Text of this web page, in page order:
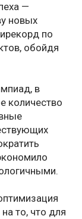
—
новых
по
обойдя
в
количество
то, что для